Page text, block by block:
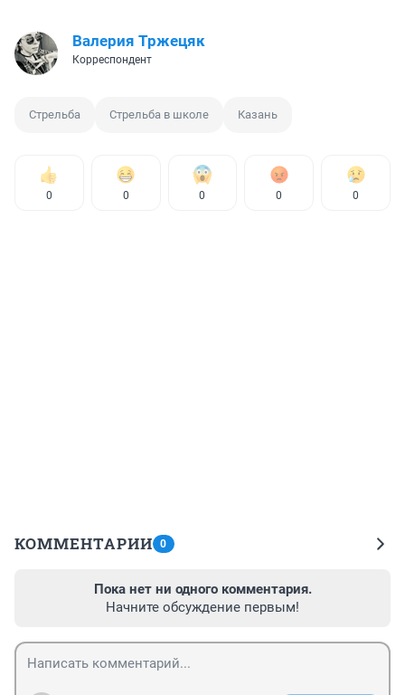
Валерия Тржецяк
Корреспондент
Стрельба Стрельба в школе Казань
0 0 0 0 0
КОММЕНТАРИИ 0
Пока нет ни одного комментария.
Начните обсуждение первым!